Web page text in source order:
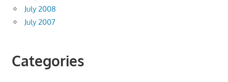
July 2008
July 2007
Categories